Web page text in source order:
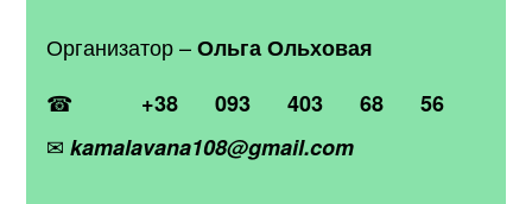
Организатор –Ольга Ольховая
☎ +38 093 403 68 56
✉kamalavana108@gmail.com